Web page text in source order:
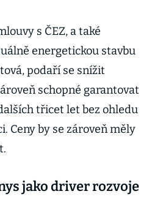
s ČEZ, a také
energetickou stavbu
podaří se snížit
schopné garantovat
třicet let bez ohledu
Ceny by se zároveň měly
jako driver rozvoje